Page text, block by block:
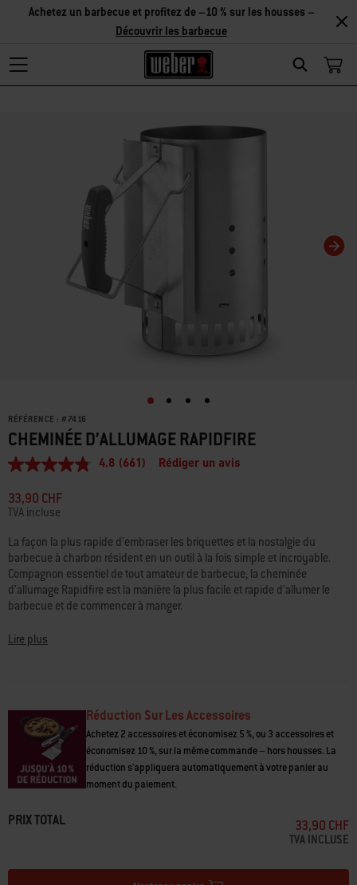
Search
Achetez un barbecue et profitez de –10 % sur les housses –
Découvrir les barbecue
RÉFÉRENCE : # 7416
CHEMINÉE D’ALLUMAGE RAPIDFIRE
4.8
sur
5,
valeur
de
la
note
moyenne.
Read
661
Reviews.
sur
la
4.8 (661) Rédiger un avis
33,90 CHF
TVA incluse
La façon la plus rapide d’embraser les briquettes et la nostalgie du
barbecue à charbon résident en un outil à la fois simple et incroyable.
Compagnon essentiel de tout amateur de barbecue, la cheminée
d’allumage Rapidfire est la manière la plus facile et rapide d’allumer le
barbecue et de commencer à manger.
Lire plus
Réduction Sur Les Accessoires
Achetez 2 accessoires et économisez 5 %, ou 3 accessoires et
économisez 10 %, sur la même commande – hors housses. La
réduction s'appliquera automatiquement à votre panier au
moment du paiement.
PRIX TOTAL 33,90 CHF
TVA INCLUSE